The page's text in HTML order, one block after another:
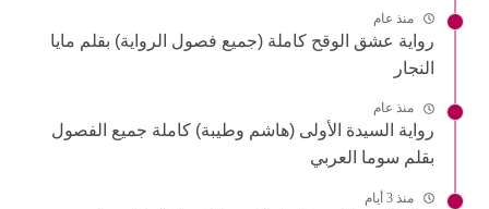
منذ عام
رواية عشق الوقح كاملة (جميع فصول الرواية) بقلم مايا
النجار
منذ عام
رواية السيدة الأولى (هاشم وطيبة) كاملة جميع الفصول
بقلم سوما العربي
منذ 3 أيام